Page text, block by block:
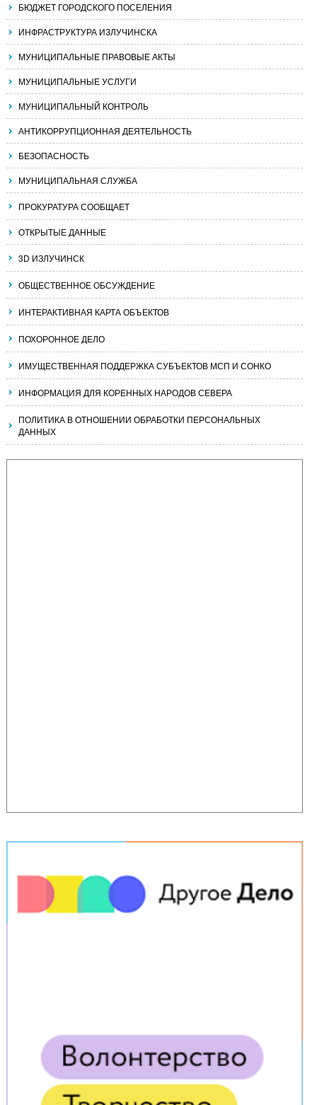
БЮДЖЕТ ГОРОДСКОГО ПОСЕЛЕНИЯ
ИНФРАСТРУКТУРА ИЗЛУЧИНСКА
МУНИЦИПАЛЬНЫЕ ПРАВОВЫЕ АКТЫ
МУНИЦИПАЛЬНЫЕ УСЛУГИ
МУНИЦИПАЛЬНЫЙ КОНТРОЛЬ
АНТИКОРРУПЦИОННАЯ ДЕЯТЕЛЬНОСТЬ
БЕЗОПАСНОСТЬ
МУНИЦИПАЛЬНАЯ СЛУЖБА
ПРОКУРАТУРА СООБЩАЕТ
ОТКРЫТЫЕ ДАННЫЕ
3D ИЗЛУЧИНСК
ОБЩЕСТВЕННОЕ ОБСУЖДЕНИЕ
ИНТЕРАКТИВНАЯ КАРТА ОБЪЕКТОВ
ПОХОРОННОЕ ДЕЛО
ИМУЩЕСТВЕННАЯ ПОДДЕРЖКА СУБЪЕКТОВ МСП И СОНКО
ИНФОРМАЦИЯ ДЛЯ КОРЕННЫХ НАРОДОВ СЕВЕРА
ПОЛИТИКА В ОТНОШЕНИИ ОБРАБОТКИ ПЕРСОНАЛЬНЫХ
ДАННЫХ